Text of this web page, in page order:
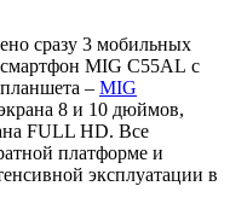
сразу 3 мобильных
MIG C55AL с
– MIG
8 и 10 дюймов,
FULL HD. Все
платформе и
эксплуатации в